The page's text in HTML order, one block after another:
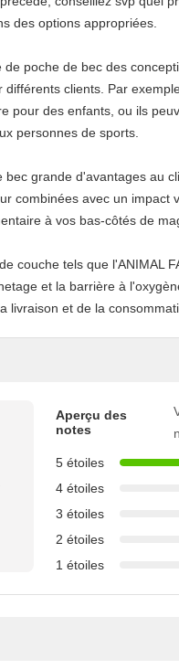
des options appropriées.
poche de bec des
clients. Par
pour des enfants, ou ils
personnes de sports.
grande d'avantages au
combinées avec un impact
à vos bas-côtés de
couche tels que l'ANIMAL
et la barrière à
livraison et de la
Aperçu des
notes
5 étoiles
4 étoiles
3 étoiles
2 étoiles
1 étoiles